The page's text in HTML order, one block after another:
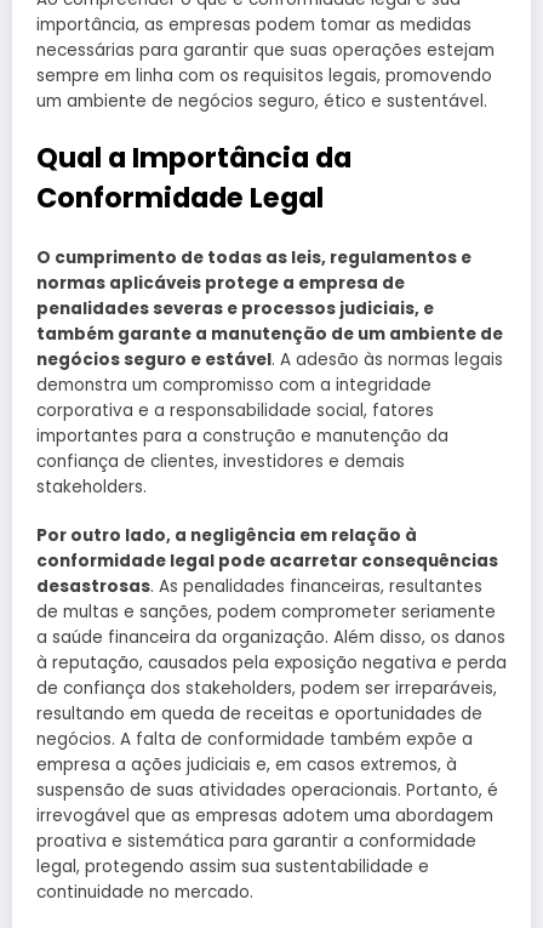
importância, as empresas podem tomar as medidas
necessárias para garantir que suas operações estejam
sempre em linha com os requisitos legais, promovendo
um ambiente de negócios seguro, ético e sustentável.
Qual a Importância da
Conformidade Legal
O cumprimento de todas as leis, regulamentos e
normas aplicáveis protege a empresa de
penalidades severas e processos judiciais, e
também garante a manutenção de um ambiente de
negócios seguro e estável. A adesão às normas legais
demonstra um compromisso com a integridade
corporativa e a responsabilidade social, fatores
importantes para a construção e manutenção da
confiança de clientes, investidores e demais
stakeholders.
Por outro lado, a negligência em relação à
conformidade legal pode acarretar consequências
desastrosas. As penalidades financeiras, resultantes
de multas e sanções, podem comprometer seriamente
a saúde financeira da organização. Além disso, os danos
à reputação, causados pela exposição negativa e perda
de confiança dos stakeholders, podem ser irreparáveis,
resultando em queda de receitas e oportunidades de
negócios. A falta de conformidade também expõe a
empresa a ações judiciais e, em casos extremos, à
suspensão de suas atividades operacionais. Portanto, é
irrevogável que as empresas adotem uma abordagem
proativa e sistemática para garantir a conformidade
legal, protegendo assim sua sustentabilidade e
continuidade no mercado.